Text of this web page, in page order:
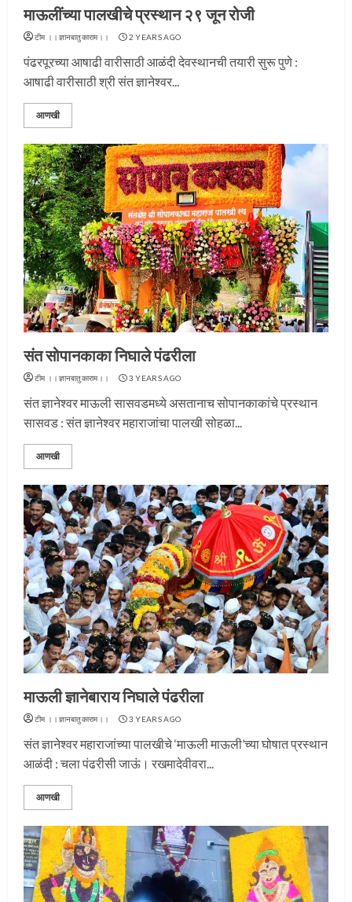
माऊलींच्या पालखीचे प्रस्थान २९ जून रोजी
टीम ।।ज्ञानबातुकाराम।। 2 YEARS AGO
पंढरपूरच्या आषाढी वारीसाठी आळंदी देवस्थानची तयारी सुरू पुणे :
आषाढी वारीसाठी श्री संत ज्ञानेश्वर...
आणखी
संत सोपानकाका निघाले पंढरीला
टीम ।।ज्ञानबातुकाराम।। 3 YEARS AGO
संत ज्ञानेश्वर माऊली सासवडमध्ये असतानाच सोपानकाकांचे प्रस्थान
सासवड : संत ज्ञानेश्वर महाराजांचा पालखी सोहळा...
आणखी
माऊली ज्ञानेबाराय निघाले पंढरीला
टीम ।।ज्ञानबातुकाराम।। 3 YEARS AGO
संत ज्ञानेश्वर महाराजांच्या पालखीचे ‘माऊली माऊली’च्या घोषात प्रस्थान
आळंदी : चला पंढरीसी जाऊं। रखमादेवीवरा...
आणखी